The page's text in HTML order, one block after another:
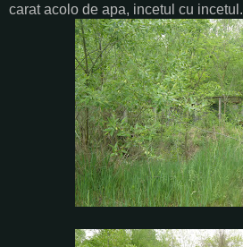
carat acolo de apa, incetul cu incetul.